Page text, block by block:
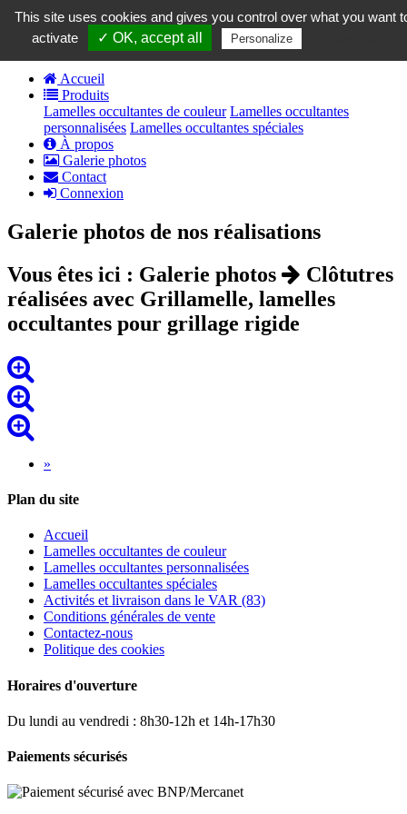
contact@grillamelle.fr
Panier
0
Accueil
Produits
Lamelles occultantes de couleur Lamelles occultantes
personnalisées Lamelles occultantes spéciales
À propos
Galerie photos
Contact
Connexion
Galerie photos de nos réalisations
Vous êtes ici : Galerie photos
Clôtutres
réalisées avec Grillamelle, lamelles
occultantes pour grillage rigide
»
Plan du site
Accueil
Lamelles occultantes de couleur
Lamelles occultantes personnalisées
Lamelles occultantes spéciales
Activités et livraison dans le VAR (83)
Conditions générales de vente
Contactez-nous
Politique des cookies
Horaires d'ouverture
Du lundi au vendredi : 8h30-12h et 14h-17h30
Paiements sécurisés
This site uses cookies and gives you control over what you want
activate
✓ OK, accept all Personalize